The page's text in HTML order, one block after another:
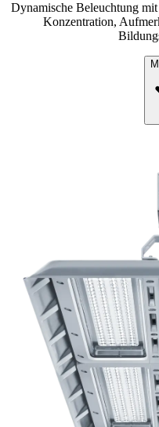
Dynamische Beleuchtung
Konzentration,